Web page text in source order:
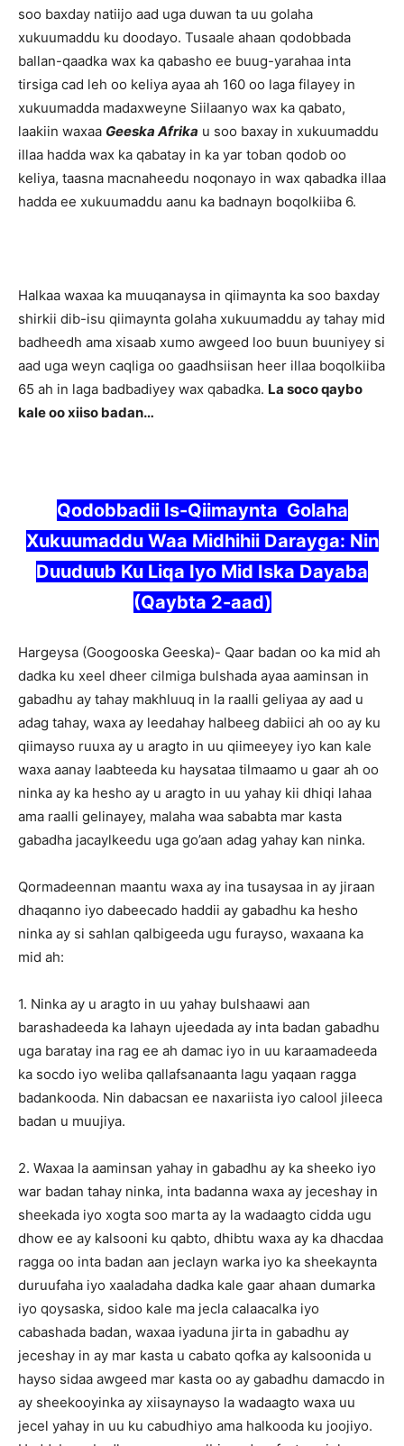
soo baxday natiijo aad uga duwan ta uu golaha
xukuumaddu ku doodayo. Tusaale ahaan qodobbada
ballan-qaadka wax ka qabasho ee buug-yarahaa inta
tirsiga cad leh oo keliya ayaa ah 160 oo laga filayey in
xukuumadda madaxweyne Siilaanyo wax ka qabato,
laakiin waxaa Geeska Afrika u soo baxay in xukuumaddu
illaa hadda wax ka qabatay in ka yar toban qodob oo
keliya, taasna macnaheedu noqonayo in wax qabadka illaa
hadda ee xukuumaddu aanu ka badnayn boqolkiiba 6.
Halkaa waxaa ka muuqanaysa in qiimaynta ka soo baxday
shirkii dib-isu qiimaynta golaha xukuumaddu ay tahay mid
badheedh ama xisaab xumo awgeed loo buun buuniyey si
aad uga weyn caqliga oo gaadhsiisan heer illaa boqolkiiba
65 ah in laga badbadiyey wax qabadka. La soco qaybo
kale oo xiiso badan…
Qodobbadii Is-Qiimaynta Golaha
Xukuumaddu Waa Midhihii Darayga: Nin
Duuduub Ku Liqa Iyo Mid Iska Dayaba
(Qaybta 2-aad)
Hargeysa (Googooska Geeska)- Qaar badan oo ka mid ah
dadka ku xeel dheer cilmiga bulshada ayaa aaminsan in
gabadhu ay tahay makhluuq in la raalli geliyaa ay aad u
adag tahay, waxa ay leedahay halbeeg dabiici ah oo ay ku
qiimayso ruuxa ay u aragto in uu qiimeeyey iyo kan kale
waxa aanay laabteeda ku haysataa tilmaamo u gaar ah oo
ninka ay ka hesho ay u aragto in uu yahay kii dhiqi lahaa
ama raalli gelinayey, malaha waa sababta mar kasta
gabadha jacaylkeedu uga go’aan adag yahay kan ninka.
Qormadeennan maantu waxa ay ina tusaysaa in ay jiraan
dhaqanno iyo dabeecado haddii ay gabadhu ka hesho
ninka ay si sahlan qalbigeeda ugu furayso, waxaana ka
mid ah:
1. Ninka ay u aragto in uu yahay bulshaawi aan
barashadeeda ka lahayn ujeedada ay inta badan gabadhu
uga baratay ina rag ee ah damac iyo in uu karaamadeeda
ka socdo iyo weliba qallafsanaanta lagu yaqaan ragga
badankooda. Nin dabacsan ee naxariista iyo calool jileeca
badan u muujiya.
2. Waxaa la aaminsan yahay in gabadhu ay ka sheeko iyo
war badan tahay ninka, inta badanna waxa ay jeceshay in
sheekada iyo xogta soo marta ay la wadaagto cidda ugu
dhow ee ay kalsooni ku qabto, dhibtu waxa ay ka dhacdaa
ragga oo inta badan aan jeclayn warka iyo ka sheekaynta
duruufaha iyo xaaladaha dadka kale gaar ahaan dumarka
iyo qoysaska, sidoo kale ma jecla calaacalka iyo
cabashada badan, waxaa iyaduna jirta in gabadhu ay
jeceshay in ay mar kasta u cabato qofka ay kalsoonida u
hayso sidaa awgeed mar kasta oo ay gabadhu damacdo in
ay sheekooyinka ay xiisaynayso la wadaagto waxa uu
jecel yahay in uu ku cabudhiyo ama halkooda ku joojiyo.